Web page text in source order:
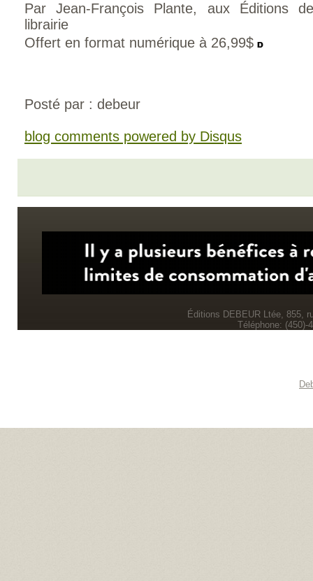
Par Jean-François Plante, aux Éditions
librairie
Offert en format numérique à 26,99$
Posté par : debeur
blog comments powered by Disqus
Éditions DEBEUR Ltée, 855,
Téléphone: (450)-